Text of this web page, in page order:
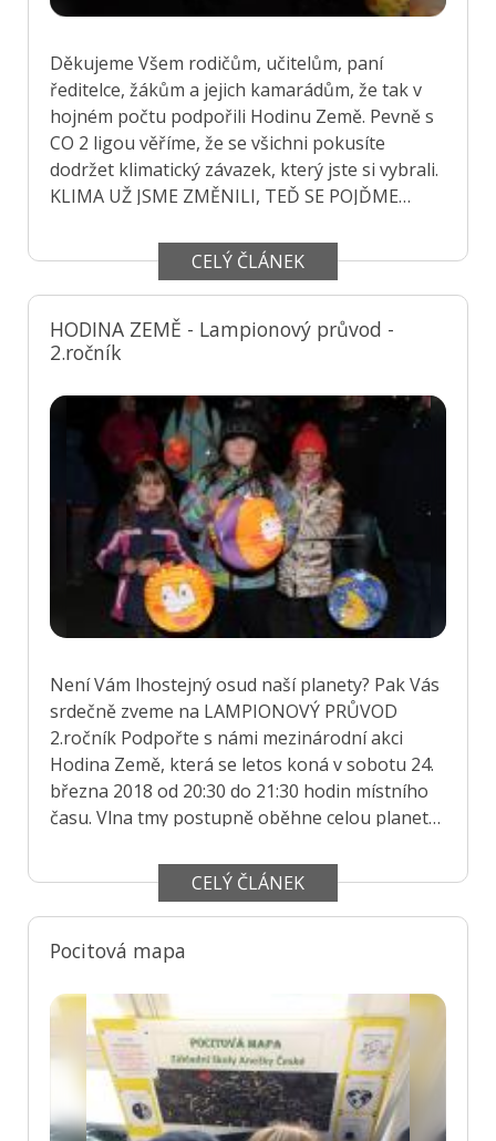
Děkujeme Všem rodičům, učitelům, paní
ředitelce, žákům a jejich kamarádům, že tak v
hojném počtu podpořili Hodinu Země. Pevně s
CO 2 ligou věříme, že se všichni pokusíte
dodržet klimatický závazek, který jste si vybrali.
KLIMA UŽ JSME ZMĚNILI, TEĎ SE POJĎME
CELÝ ČLÁNEK
HODINA ZEMĚ - Lampionový průvod -
2.ročník
Není Vám lhostejný osud naší planety? Pak Vás
srdečně zveme na LAMPIONOVÝ PRŮVOD
2.ročník Podpořte s námi mezinárodní akci
Hodina Země, která se letos koná v sobotu 24.
března 2018 od 20:30 do 21:30 hodin místního
času. Vlna tmy postupně oběhne celou planetu
ostrově Samoa. Bližší a podrobnější informace
naleznete na: http://www.hodinazeme.cz/
Pojďte s námi v tu dobu na noční procházku s
lampiony a určitě doma nespotřebujete ani
vchodem školy. Cílem noční procházky je
Mariánská skála - uvidíme zhasnutí Větruše.
Akce je určena pro rodiče s dětmi a přátele
školy. Těšíme se na Vás CO2 liga.
CELÝ ČLÁNEK
Pocitová mapa